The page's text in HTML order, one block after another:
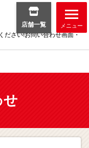
ださい!お問い合わせ画面・
店舗一覧 メニュー
せ